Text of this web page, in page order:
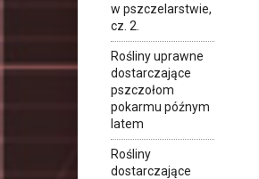
w pszczelarstwie,
cz. 2.
Rośliny uprawne
dostarczające
pszczołom
pokarmu późnym
latem
Rośliny
dostarczające